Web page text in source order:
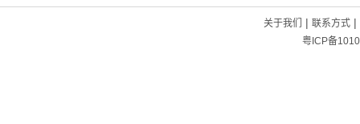
关于我们 | 联系方式|
粤ICP备